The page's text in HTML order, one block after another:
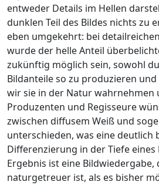
entweder Details im Hellen
dunklen Teil des Bildes nichts zu
eben umgekehrt: bei
wurde der helle Anteil
zukünftig möglich sein, sowohl
Bildanteile so zu produzieren
wir sie in der Natur wahrnehmen
Produzenten und Regisseure
zwischen diffusem Weiß und
unterschieden, was eine deutlich
Differenzierung in der Tiefe eines
Ergebnis ist eine Bildwiedergabe,
naturgetreuer ist, als es bisher